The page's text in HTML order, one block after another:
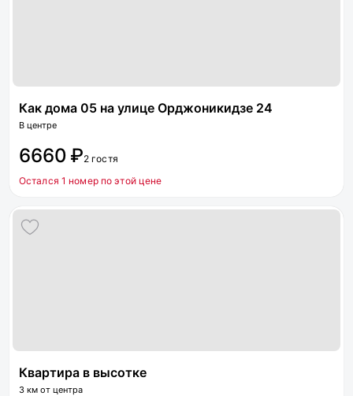
Как дома 05 на улице Орджоникидзе 24
В центре
6660 ₽2 гостя
Остался 1 номер по этой цене
Квартира в высотке
3 км от центра